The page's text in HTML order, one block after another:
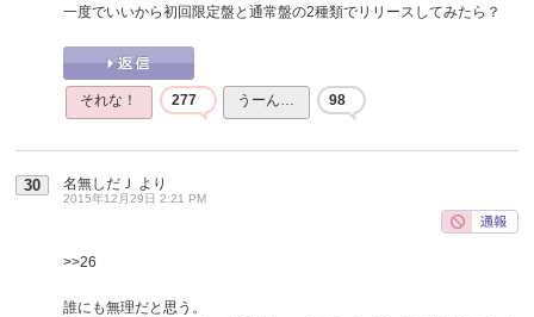
一度でいいから初回限定盤と通常盤の2種類でリリースしてみたら？
それな！ 277 うーん… 98
30 名無しだＪ より
2015年12月29日 2:21 PM
>>26
誰にも無理だと思う。